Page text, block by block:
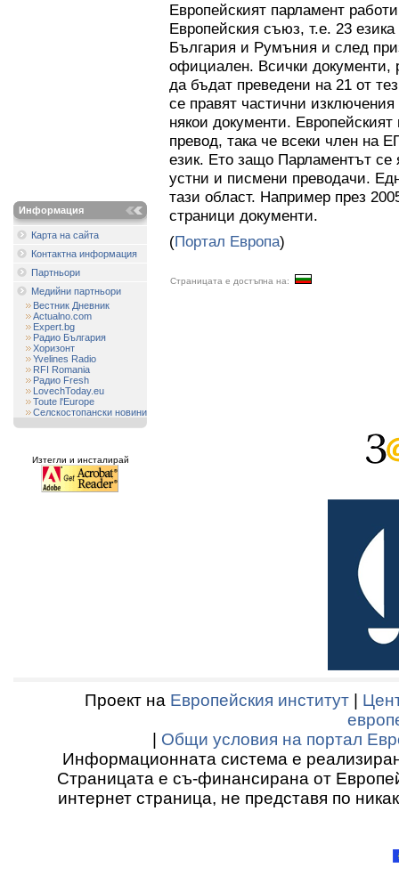
Информация
Карта на сайта
Контактна информация
Партньори
Медийни партньори
Вестник Дневник
Actualno.com
Expert.bg
Радио България
Хоризонт
Yvelines Radio
RFI Romania
Радио Fresh
LovechToday.eu
Toute l'Europe
Селскостопански новини
Изтегли и инсталирай
Европейският парламент
Европейския съюз, т.е. 23
България и Румъния и след
официален. Всички документи,
да бъдат преведени на 21 от
се правят частични
някои документи.
превод, така че всеки член на
език. Ето защо Парламентът се
устни и писмени преводачи.
тази област. Например през
страници документи.
(Портал Европа)
Страницата е достъпна на:
Проект на Европейския институт
Общи условия на портал
Информационната система е
Страницата е съ-финансирана от
интернет страница, не представя по